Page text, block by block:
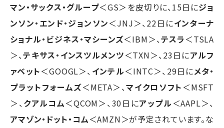
マン・サックス・グループ＜GS＞を皮切りに、15日にジョ
ンソン・エンド・ジョンソン＜JNJ＞、22日にインターナ
ショナル・ビジネス・マシーンズ＜IBM＞、テスラ ＜TSLA
＞、テキサス・インスツルメンツ＜TXN＞、23日にアルフ
ァベット＜GOOGL＞、 インテル＜INTC＞、29日にメタ・
プラットフォームズ＜META＞、マイクロソフト ＜MSFT
＞、 クアルコム＜QCOM＞、30日にアップル ＜AAPL＞、
アマゾン・ドット・コム＜AMZN＞が予定されています。な